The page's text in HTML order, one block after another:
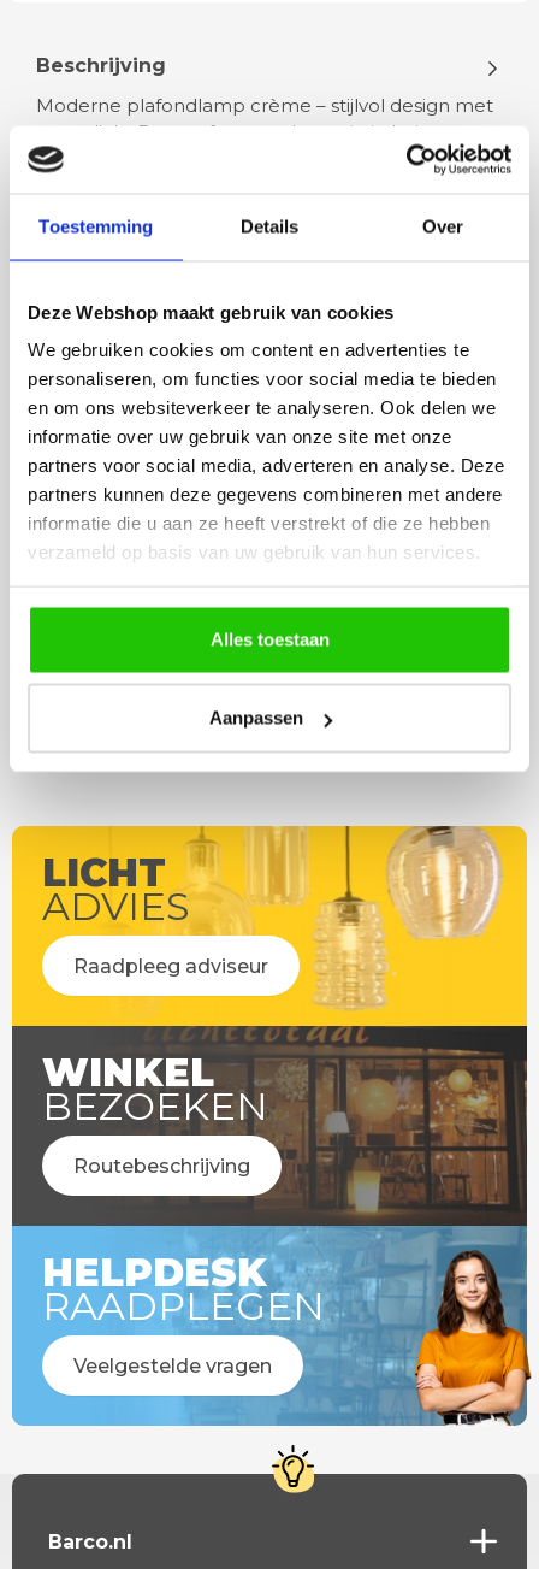
Toestemming Details Over
Deze Webshop maakt gebruik van cookies
We gebruiken cookies om content en advertenties te
personaliseren, om functies voor social media te bieden
en om ons websiteverkeer te analyseren. Ook delen we
informatie over uw gebruik van onze site met onze
partners voor social media, adverteren en analyse. Deze
partners kunnen deze gegevens combineren met andere
informatie die u aan ze heeft verstrekt of die ze hebben
verzameld op basis van uw gebruik van hun services.
Alles toestaan
Aanpassen
Beschrijving
Moderne plafondlamp crème – stijlvol design met
warm licht Breng sfeer en elegantie in huis met
deze moderne plafondlamp in…
Lees meer
Rian
Fijne site waar ik een mooie
lamp heb uitgekozen en
besteld. De volgende dag
werd deze al bezorgd. Super
netjes en veilig verpakt.
Anne
Het bestellen,
leveren verliep vlot en
volledig naar wens.
artikel is zeer mooi
veel sfeer, het is ook
LICHT
ADVIES
Raadpleeg adviseur
WINKEL
BEZOEKEN
Routebeschrijving
HELPDESK
RAADPLEGEN
Veelgestelde vragen
Barco.nl